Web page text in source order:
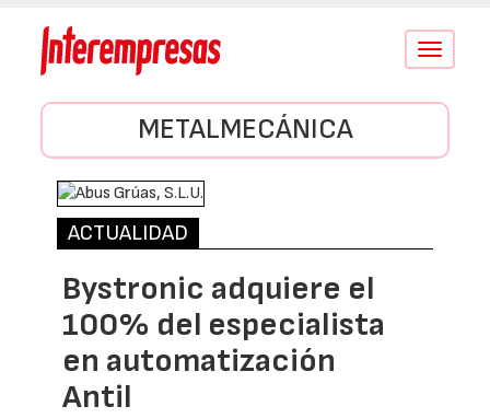
Conmutar
METALMECÁNICA
ACTUALIDAD
Bystronic adquiere el
100% del especialista
en automatización
Antil